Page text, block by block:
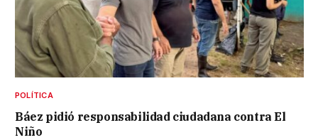
POLÍTICA
Báez pidió responsabilidad ciudadana contra El
Niño